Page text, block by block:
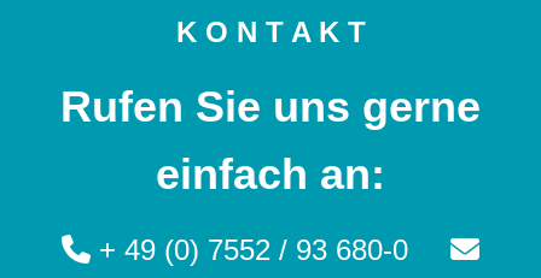
K O N T A K T
Rufen Sie uns gerne
einfach an:
+ 49 (0) 7552 / 93 680-0